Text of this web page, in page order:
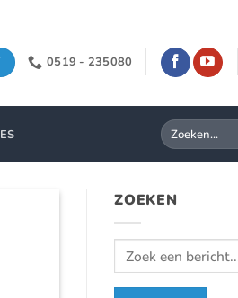
0519 - 235080
Zoeken
naar:
ZOEKEN